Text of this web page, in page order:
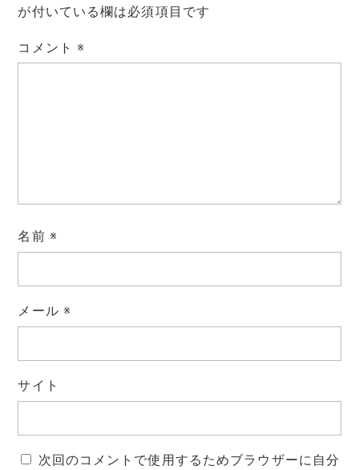
が付いている欄は必須項目です
コメント※
名前 ※
メール ※
サイト
次回のコメントで使用するためブラウザーに自分